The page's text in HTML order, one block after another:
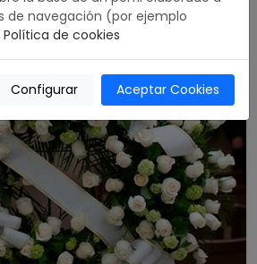
de navegación (por ejemplo
Política de cookies
Configurar Aceptar Cookies